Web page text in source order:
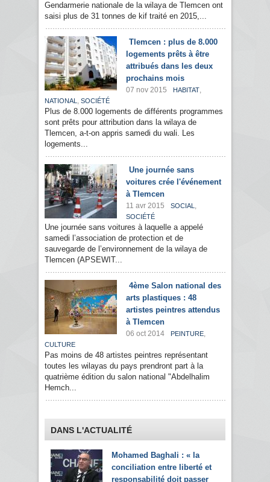
Gendarmerie nationale de la wilaya de Tlemcen ont
saisi plus de 31 tonnes de kif traité en 2015,...
Tlemcen : plus de 8.000
logements prêts à être
attribués dans les deux
prochains mois
07 nov 2015 HABITAT,
NATIONAL , SOCIÉTÉ
Plus de 8.000 logements de différents programmes
sont prêts pour attribution dans la wilaya de
Tlemcen, a-t-on appris samedi du wali. Les
logements...
Une journée sans
voitures crée l'événement
à Tlemcen
11 avr 2015 SOCIAL ,
SOCIÉTÉ
Une journée sans voitures à laquelle a appelé
samedi l’association de protection et de
sauvegarde de l’environnement de la wilaya de
Tlemcen (APSEWIT...
4ème Salon national des
arts plastiques : 48
artistes peintres attendus
à Tlemcen
06 oct 2014 PEINTURE,
CULTURE
Pas moins de 48 artistes peintres représentant
toutes les wilayas du pays prendront part à la
quatrième édition du salon national "Abdelhalim
Hemch...
DANS L'ACTUALITÉ
Mohamed Baghali : « la
conciliation entre liberté et
responsabilité doit passer